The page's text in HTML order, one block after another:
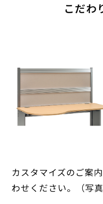
こだわ
カスタマイズのご
わせください。（写真